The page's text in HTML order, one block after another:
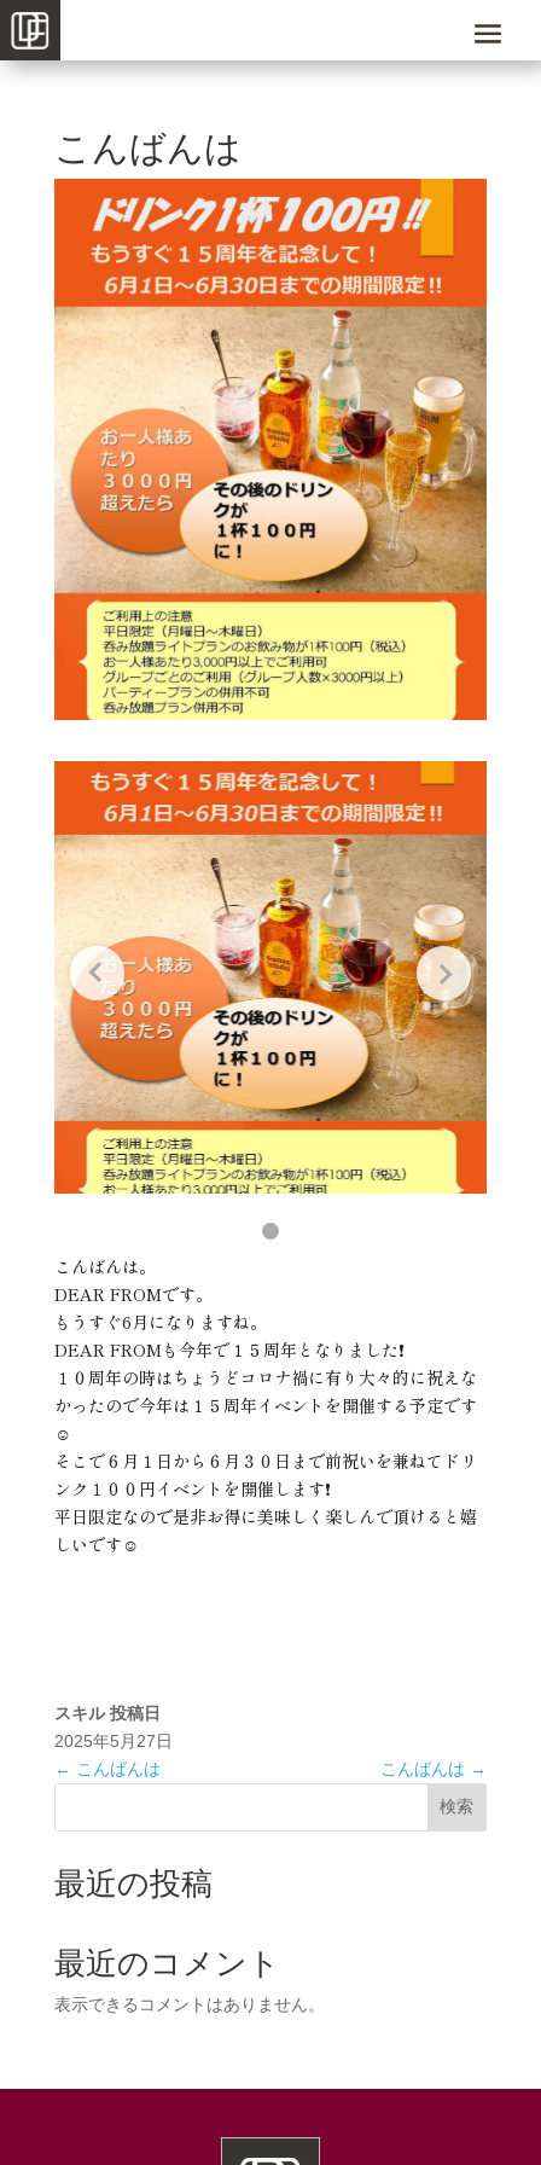
こんばんは
こんばんは。
DEAR FROMです。
もうすぐ6月になりますね。
DEAR FROMも今年で１５周年となりました❗️
１０周年の時はちょうどコロナ禍に有り大々的に祝えな
かったので今年は１５周年イベントを開催する予定です
☺️
そこで６月１日から６月３０日まで前祝いを兼ねてドリ
ンク１００円イベントを開催します❗️
平日限定なので是非お得に美味しく楽しんで頂けると嬉
しいです☺️
スキル 投稿日
2025年5月27日
← こんばんは こんばんは →
検索
最近の投稿
最近のコメント
表示できるコメントはありません。